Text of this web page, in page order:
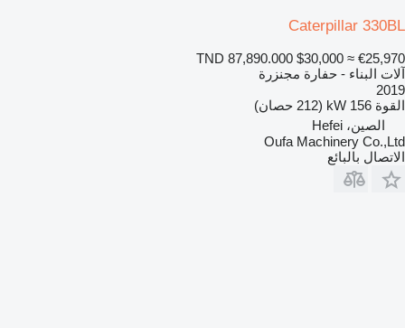
Caterpillar 330BL
TND 87,890.000 $30,000 ≈ €25,970
آلات البناء - حفارة مجنزرة
2019
القوة 156 kW (212 حصان)
الصين، Hefei
Oufa Machinery Co.,Ltd
الاتصال بالبائع